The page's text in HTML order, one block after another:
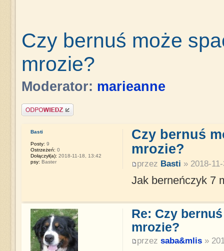
Czy bernuś może
mrozie?
Moderator: marieanne
Napisz komentarz
Czy bernuś
mrozie?
przez Basti » 2018-
Jak berneńczyk 7
Basti
Posty: 9
Ostrzeżeń: 0
Dołączył(a): 2018-11-18, 13:42
psy: Baster
Re: Czy
mrozie?
przez saba&mlis»